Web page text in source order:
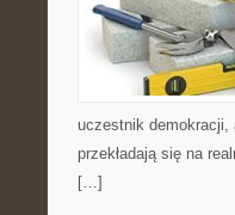
uczestnik demokracji,
przekładają się na
[…]